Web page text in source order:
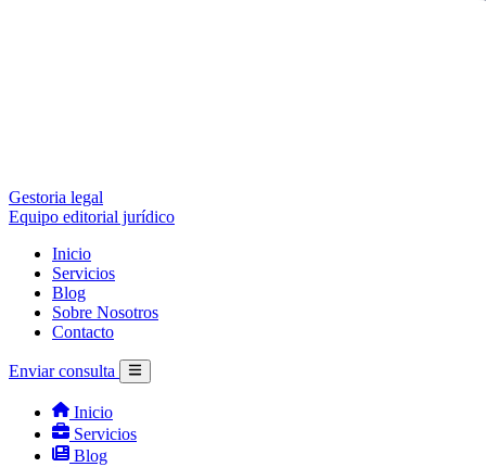
Gestoria legal
Equipo editorial jurídico
Inicio
Servicios
Blog
Sobre Nosotros
Contacto
Enviar consulta
Inicio
Servicios
Blog